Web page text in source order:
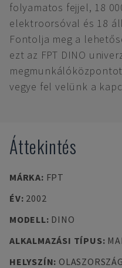
folyamatos fejjel, 18
elektroorsóval és 18
Fontolja meg a
ezt az FPT DINO
vegye fel velünk a
Áttekintés
MÁRKA: FPT
ÉV: 2002
MODELL: DINO
ALKALMAZÁSI TÍPUS:
HELYSZÍN: OLASZORSZÁG